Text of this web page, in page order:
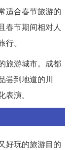
适合春节旅游的
春节期间相对人
。
旅游城市。成都
尝到地道的川
演。
好玩的旅游目的